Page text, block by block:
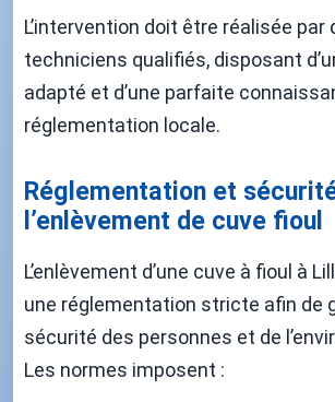
L’intervention doit être réalisée par
techniciens qualifiés, disposant
adapté et d’une parfaite
réglementation locale.
Réglementation et
l’enlèvement de cuve fioul
L’enlèvement d’une cuve à fioul à
une réglementation stricte afin de
sécurité des personnes et de
Les normes imposent :